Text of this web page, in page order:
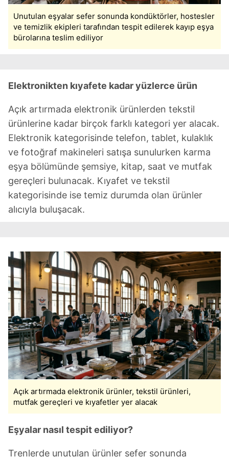
kullanılmaktadır. Bu çerezler vasıtasıyla çeşitli kişisel
verileriniz işlenmekte olup gerekli olan çerezler bilgi
toplumu hizmetlerinin sunulması amacıyla
kullanılmaktadır. Diğer çerezler, sitemizin daha işlevsel
sınırlı olarak açık rızanız dahilinde kullanılacaktır.
Çerezlere ilişkin tercihlerinizi aşağıda yer alan panel
vasıtasıyla belirleyebilirsiniz. Çerezlere ilişkin detaylı bilgi
için Ayarlar butonuna tıklayabilir, Çerez Bilgilendirme
Metnimizi
ziyaret edebilirsiniz.
6698 sayılı Kişisel Verilerin Korunması Kanunu uyarınca
hazırlanmış Aydınlatma Metnimizi okumak ve sitemizde
ilgili mevzuata uygun olarak kullanılan çerezlerle ilgili bilgi
almak için lütfentıklayınız
Unutulan eşyalar sefer sonunda kondüktörler, hostesler
ve temizlik ekipleri tarafından tespit edilerek kayıp eşya
bürolarına teslim ediliyor
Elektronikten kıyafete kadar yüzlerce ürün
Açık artırmada elektronik ürünlerden tekstil
ürünlerine kadar birçok farklı kategori yer alacak.
Elektronik kategorisinde telefon, tablet, kulaklık
ve fotoğraf makineleri satışa sunulurken karma
eşya bölümünde şemsiye, kitap, saat ve mutfak
gereçleri bulunacak. Kıyafet ve tekstil
kategorisinde ise temiz durumda olan ürünler
alıcıyla buluşacak.
Açık artırmada elektronik ürünler, tekstil ürünleri,
mutfak gereçleri ve kıyafetler yer alacak
Eşyalar nasıl tespit ediliyor?
Trenlerde unutulan ürünler sefer sonunda